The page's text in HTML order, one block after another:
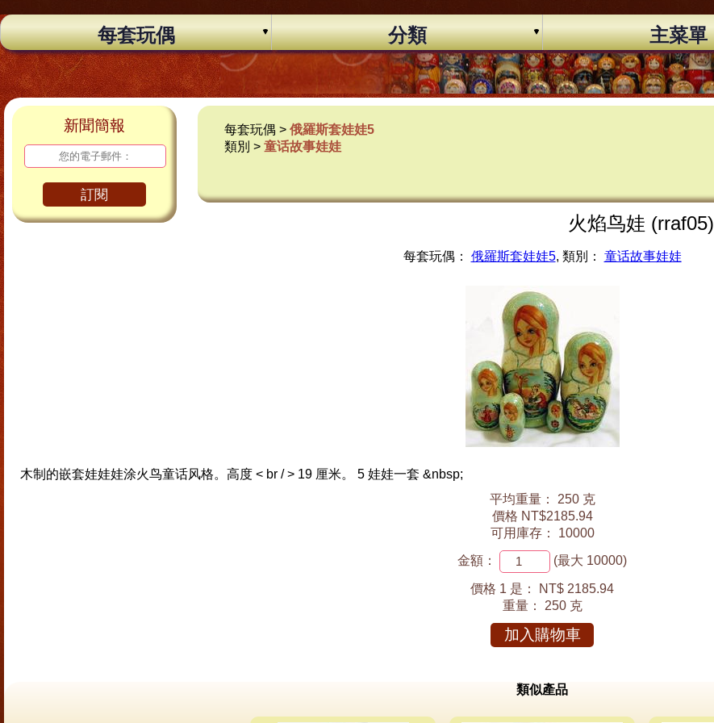
每套玩偶 分類 主菜單
新聞簡報
訂閱
每套玩偶 >俄羅斯套娃娃5
類別 >童话故事娃娃
火焰鸟娃 (rraf05)
每套玩偶： 俄羅斯套娃娃5, 類別： 童话故事娃娃
木制的嵌套娃娃娃涂火鸟童话风格。高度 < br / > 19 厘米。 5 娃娃一套 &nbsp;
平均重量： 250 克
價格 NT$2185.94
可用庫存： 10000
金額： (最大 10000)
價格 1 是：
NT$ 2185.94
重量： 250 克
加入購物車
類似產品